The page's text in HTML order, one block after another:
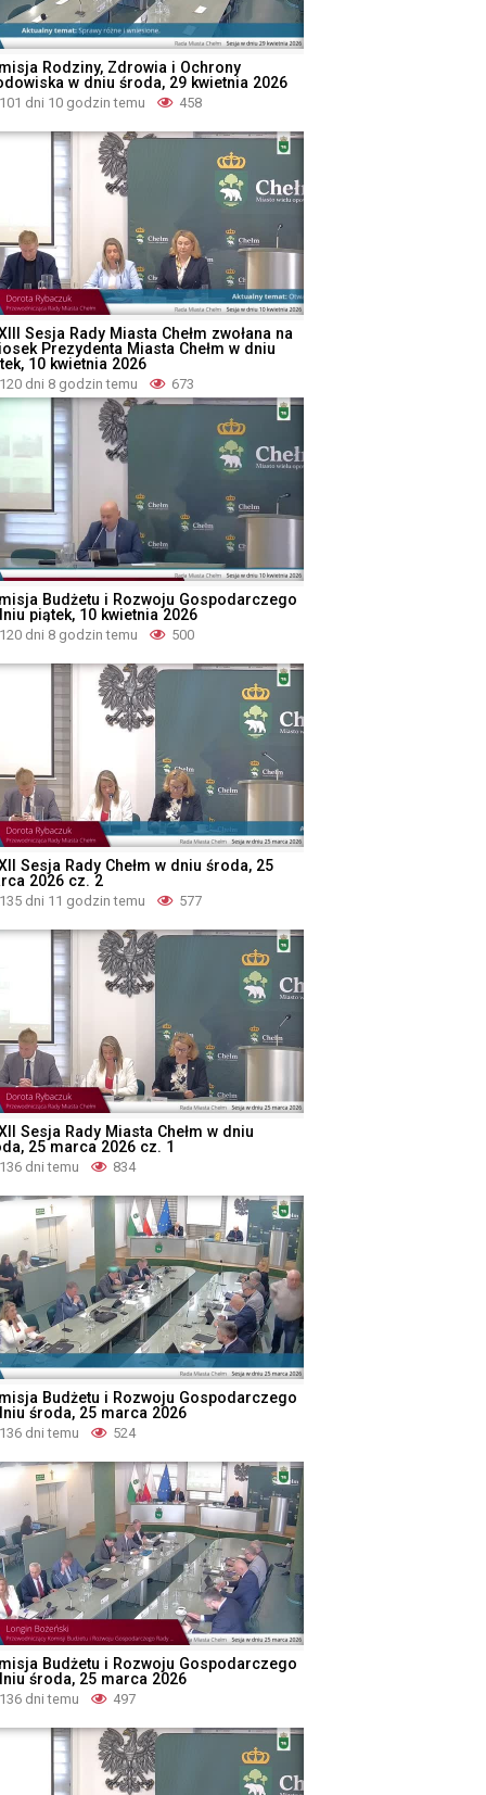
Rodziny, Zdrowia i Ochrony
w dniu środa, 29 kwietnia 2026
101 dni 10 godzin temu 458
Sesja Rady Miasta Chełm zwołana na
Prezydenta Miasta Chełm w dniu
10 kwietnia 2026
120 dni 8 godzin temu 673
Budżetu i Rozwoju Gospodarczego
piątek, 10 kwietnia 2026
120 dni 8 godzin temu 500
Sesja Rady Chełm w dniu środa, 25
2026 cz. 2
135 dni 11 godzin temu 577
Sesja Rady Miasta Chełm w dniu
25 marca 2026 cz. 1
136 dni temu 834
Budżetu i Rozwoju Gospodarczego
środa, 25 marca 2026
136 dni temu 524
Budżetu i Rozwoju Gospodarczego
środa, 25 marca 2026
136 dni temu 497